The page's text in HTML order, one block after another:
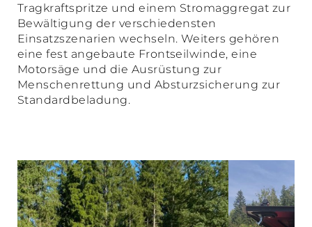
Tragkraftspritze und einem Stromaggregat zur
Bewältigung der verschiedensten
Einsatzszenarien wechseln. Weiters gehören
eine fest angebaute Frontseilwinde, eine
Motorsäge und die Ausrüstung zur
Menschenrettung und Absturzsicherung zur
Standardbeladung.